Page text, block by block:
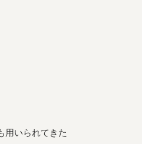
用いられてきた